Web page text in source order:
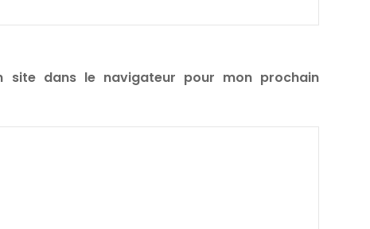
site dans le navigateur pour mon prochain